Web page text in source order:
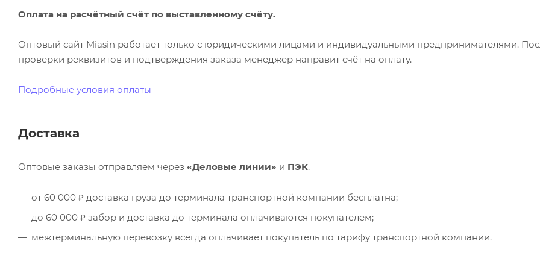
Оплата на расчётный счёт по выставленному счёту.
Оптовый сайт Miasin работает только с юридическими лицами и индивидуальными предпринимателями.
проверки реквизитов и подтверждения заказа менеджер направит счёт на оплату.
Подробные условия оплаты
Доставка
Оптовые заказы отправляем через «Деловые линии» и ПЭК.
от 60 000 ₽ доставка груза до терминала транспортной компании бесплатна;
до 60 000 ₽ забор и доставка до терминала оплачиваются покупателем;
межтерминальную перевозку всегда оплачивает покупатель по тарифу транспортной компании.